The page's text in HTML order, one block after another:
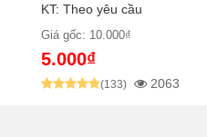
KT: Theo yêu cầu
Giá gốc: 10.000₫
5.000₫
(133) 2063